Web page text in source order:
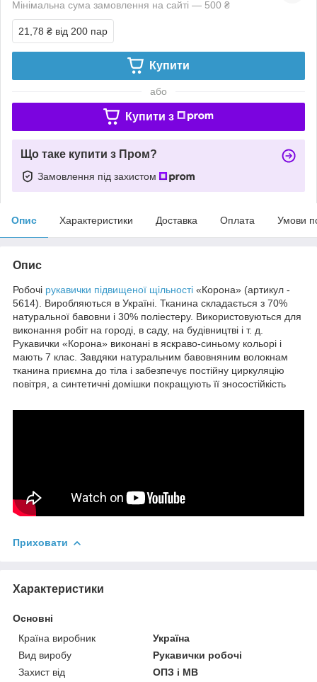
Мінімальна сума замовлення на сайті — 500 ₴
21,78 ₴ від 200 пар
Купити
або
Купити з
Що таке купити з Пром?
Замовлення під захистом
Опис Характеристики Доставка Оплата Умови
Опис
Робочі рукавички підвищеної щільності «Корона» (артикул -
5614). Виробляються в Україні. Тканина складається з 70%
натуральної бавовни і 30% поліестеру. Використовуються для
виконання робіт на городі, в саду, на будівництві і т. д.
Рукавички «Корона» виконані в яскраво-синьому кольорі і
мають 7 клас. Завдяки натуральним бавовняним волокнам
тканина приємна до тіла і забезпечує постійну циркуляцію
повітря, а синтетичні домішки покращують її зносостійкість
Приховати
Характеристики
Основні
Країна виробник
Україна
Вид виробу
Рукавички робочі
Захист від
ОПЗ і МВ